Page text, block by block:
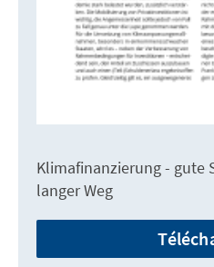
Klimafinanzierung - gute
langer Weg